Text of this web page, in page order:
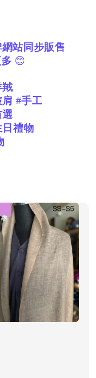
站同步販售
😊
羢
#手工
選
日禮物